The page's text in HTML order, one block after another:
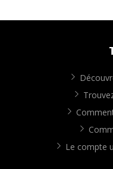
Le compte